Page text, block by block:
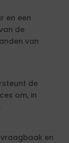
en een
de
van
de
om, in
en